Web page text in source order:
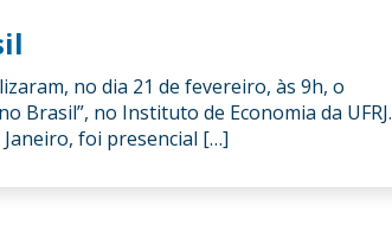
no dia 21 de fevereiro, às 9h, o
Brasil”, no Instituto de Economia da UFRJ.
foi presencial […]